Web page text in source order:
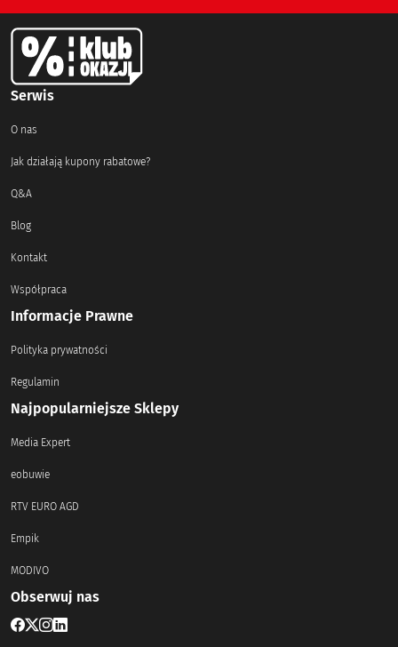
Serwis
O nas
Jak działają kupony rabatowe?
Q&A
Blog
Kontakt
Współpraca
Informacje Prawne
Polityka prywatności
Regulamin
Najpopularniejsze Sklepy
Media Expert
eobuwie
RTV EURO AGD
Empik
MODIVO
Obserwuj nas